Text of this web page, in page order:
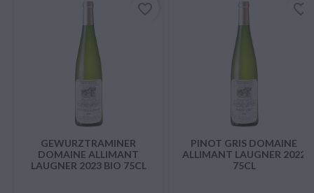
GEWURZTRAMINER
DOMAINE ALLIMANT
LAUGNER 2023 BIO 75CL
favorite_border
PINOT GRIS DOMAINE
ALLIMANT LAUGNER 2022
75CL
favorite_border